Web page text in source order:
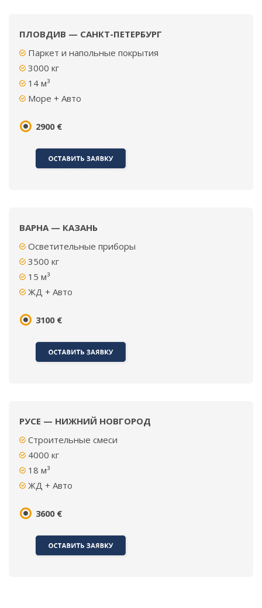
ПЛОВДИВ — САНКТ-ПЕТЕРБУРГ
Паркет и напольные покрытия
3000 кг
14 м³
Море + Авто
2900 €
ВАРНА — КАЗАНЬ
Осветительные приборы
3500 кг
15 м³
ЖД + Авто
3100 €
РУСЕ — НИЖНИЙ НОВГОРОД
Строительные смеси
4000 кг
18 м³
ЖД + Авто
3600 €